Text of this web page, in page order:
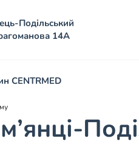
Подільський
14А
CENTRMED